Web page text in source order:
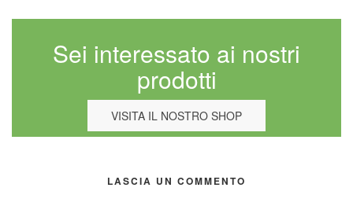
Sei interessato ai nostri
prodotti
VISITA IL NOSTRO SHOP
LASCIA UN COMMENTO